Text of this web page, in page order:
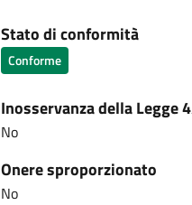
Stato di conformità
Conforme
Inosservanza della Legge
No
Onere sproporzionato
No